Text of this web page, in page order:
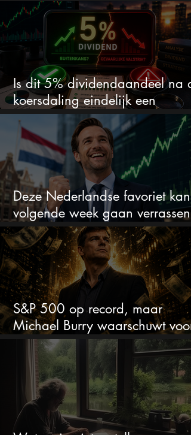
dit zijn 3 dingen om op te letten
Is dit 5% dividendaandeel na
koersdaling eindelijk een
koopkans?
Deze Nederlandse favoriet kan
volgende week gaan verrassen
met de kwartaalcijfers
S&P 500 op record, maar
Michael Burry waarschuwt voor
crash zoals in 1987